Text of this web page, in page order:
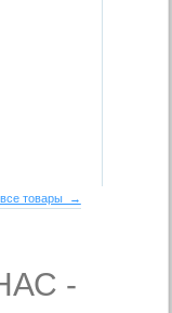
все товары →
-